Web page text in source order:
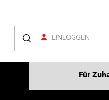
EINLOGGEN
Für